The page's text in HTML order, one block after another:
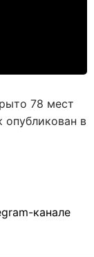
78 мест
опубликован в
канале